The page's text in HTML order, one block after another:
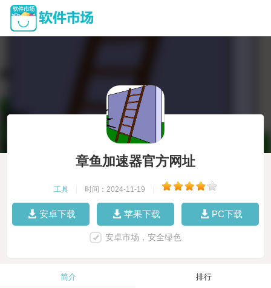
章鱼加速器官方网址
工具 时间：2024-11-19
安卓下载 苹果下载 PC下载
安卓市场，安全绿色
简介 排行